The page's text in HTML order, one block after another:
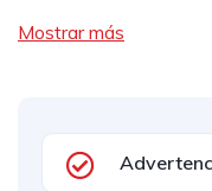
Mostrar más